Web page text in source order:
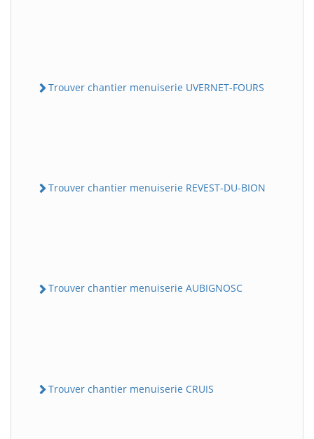
Trouver chantier menuiserie UVERNET-FOURS
Trouver chantier menuiserie REVEST-DU-BION
Trouver chantier menuiserie AUBIGNOSC
Trouver chantier menuiserie CRUIS